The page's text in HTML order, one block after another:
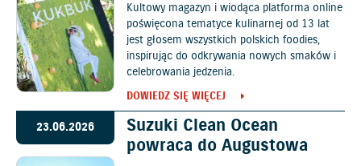
Kultowy magazyn i wiodąca platforma online
poświęcona tematyce kulinarnej od 13 lat
jest głosem wszystkich polskich foodies,
inspirując do odkrywania nowych smaków i
celebrowania jedzenia.
DOWIEDZ SIĘ WIĘCEJ
23.06.2026
Suzuki Clean Ocean
powraca do Augustowa